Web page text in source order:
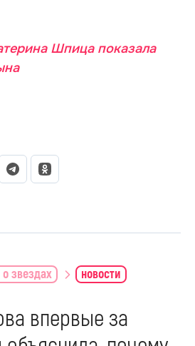
Шпица показала
звездах новости
впервые за